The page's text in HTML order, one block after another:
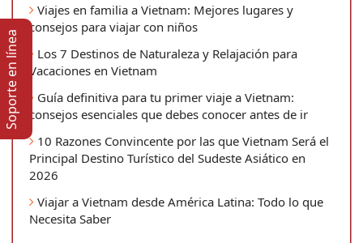
Viajes en familia a Vietnam: Mejores lugares y
consejos para viajar con niños
Los 7 Destinos de Naturaleza y Relajación para
Vacaciones en Vietnam
Guía definitiva para tu primer viaje a Vietnam:
consejos esenciales que debes conocer antes de ir
10 Razones Convincente por las que Vietnam Será el
Principal Destino Turístico del Sudeste Asiático en
2026
Viajar a Vietnam desde América Latina: Todo lo que
Necesita Saber
Soporte en lí­nea